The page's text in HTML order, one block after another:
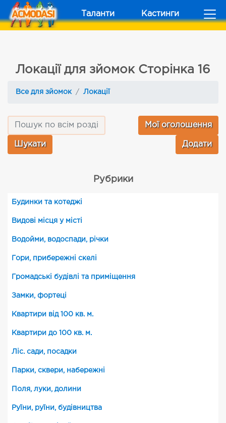
Таланти Кастинги
Локації для зйомок Сторінка 16
Все для зйомок Локації
Мої оголошення
Додати
Рубрики
Будинки та котеджі
Видові місця у місті
Водойми, водоспади, річки
Гори, прибережні скелі
Громадські будівлі та приміщення
Замки, фортеці
Квартири від 100 кв. м.
Квартири до 100 кв. м.
Ліс. сади, посадки
Парки, сквери, набережні
Поля, луки, долини
Руїни, руїни, будівництва